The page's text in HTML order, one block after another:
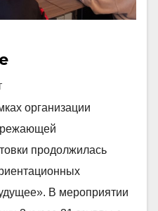
организации
продолжилась
В мероприятии